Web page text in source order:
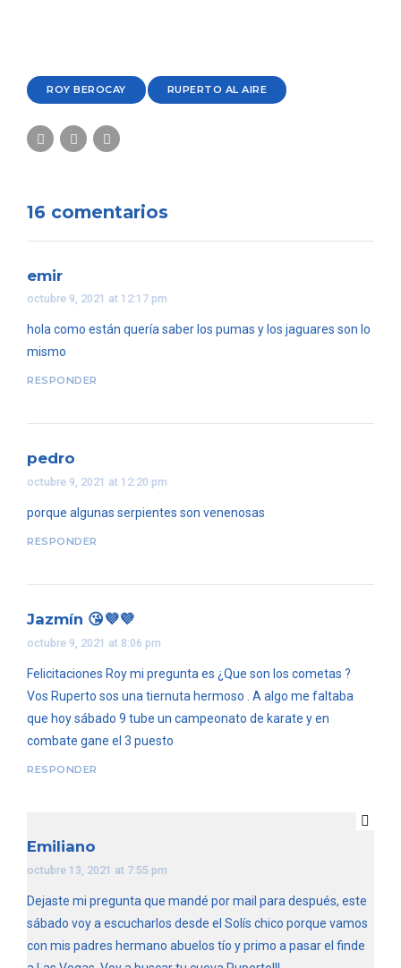
ROY BEROCAY RUPERTO AL AIRE
16 comentarios
emir
octubre 9, 2021 at 12:17 pm
hola como están quería saber los pumas y los jaguares son lo
mismo
RESPONDER
pedro
octubre 9, 2021 at 12:20 pm
porque algunas serpientes son venenosas
RESPONDER
Jazmín 😘💜💜
octubre 9, 2021 at 8:06 pm
Felicitaciones Roy mi pregunta es ¿Que son los cometas ?
Vos Ruperto sos una tiernuta hermoso . A algo me faltaba
que hoy sábado 9 tube un campeonato de karate y en
combate gane el 3 puesto
RESPONDER
Emiliano
octubre 13, 2021 at 7:55 pm
Dejaste mi pregunta que mandé por mail para después, este
sábado voy a escucharlos desde el Solís chico porque vamos
con mis padres hermano abuelos tío y primo a pasar el finde